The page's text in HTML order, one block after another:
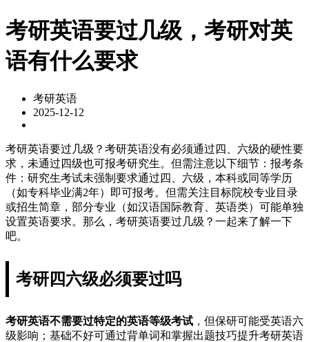
考研英语要过几级，考研对英
语有什么要求
考研英语
2025-12-12
考研英语要过几级？考研英语没有必须通过四、六级的硬性要
求，未通过四级也可报考研究生。但需注意以下细节：报考条
件：研究生考试未强制要求通过四、六级，本科或同等学历
（如专科毕业满2年）即可报考。但需关注目标院校专业目录
或招生简章，部分专业（如汉语国际教育、英语类）可能单独
设置英语要求。那么，考研英语要过几级？一起来了解一下
吧。
考研四六级必须要过吗
考研英语不需要过特定的英语等级考试 ，但保研可能受英语六
级影响；基础不好可通过背单词和掌握出题技巧提升考研英语